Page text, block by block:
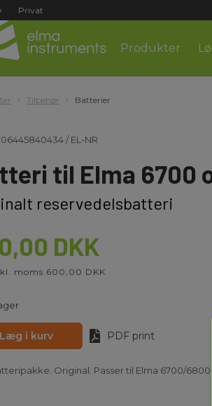
Privat
Produkter
Tilbehør Batterier
/EL-NR
til Elma 6700
reservedelsbatteri
DKK
moms 600,00 DKK
Læg i kurv PDF print
Original. Passer til Elma 6700/6800